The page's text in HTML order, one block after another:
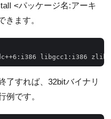
<パッケージ名:アーキ
きます。
了すれば、32bitバイナリ
例です。